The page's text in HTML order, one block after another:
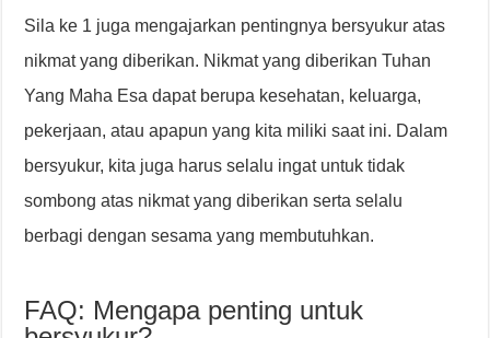
Sila ke 1 juga mengajarkan pentingnya bersyukur atas
nikmat yang diberikan. Nikmat yang diberikan Tuhan
Yang Maha Esa dapat berupa kesehatan, keluarga,
pekerjaan, atau apapun yang kita miliki saat ini. Dalam
bersyukur, kita juga harus selalu ingat untuk tidak
sombong atas nikmat yang diberikan serta selalu
berbagi dengan sesama yang membutuhkan.
FAQ: Mengapa penting untuk